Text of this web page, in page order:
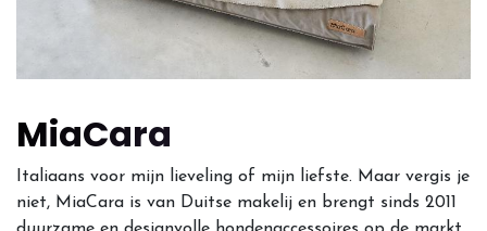
MiaCara
Italiaans voor mijn lieveling of mijn liefste. Maar vergis je
niet, MiaCara is van Duitse makelij en brengt sinds 2011